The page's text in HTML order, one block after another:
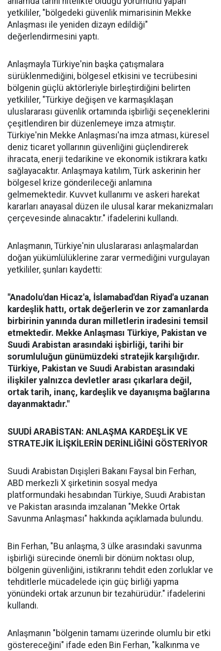
yetkililer, "bölgedeki güvenlik mimarisinin Mekke
Anlaşması ile yeniden dizayn edildiği"
değerlendirmesini yaptı.
Anlaşmayla Türkiye'nin başka çatışmalara
sürüklenmediğini, bölgesel etkisini ve tecrübesini
bölgenin güçlü aktörleriyle birleştirdiğini belirten
yetkililer, "Türkiye değişen ve karmaşıklaşan
uluslararası güvenlik ortamında işbirliği seçeneklerini
çeşitlendiren bir düzenlemeye imza atmıştır.
Türkiye'nin Mekke Anlaşması'na imza atması, küresel
deniz ticaret yollarının güvenliğini güçlendirerek
ihracata, enerji tedarikine ve ekonomik istikrara katkı
sağlayacaktır. Anlaşmaya katılım, Türk askerinin her
bölgesel krize gönderileceği anlamına
gelmemektedir. Kuvvet kullanımı ve askeri harekat
kararları anayasal düzen ile ulusal karar mekanizmaları
çerçevesinde alınacaktır." ifadelerini kullandı.
Anlaşmanın, Türkiye'nin uluslararası anlaşmalardan
doğan yükümlülüklerine zarar vermediğini vurgulayan
yetkililer, şunları kaydetti:
"Anadolu'dan Hicaz'a, İslamabad'dan Riyad'a uzanan
kardeşlik hattı, ortak değerlerin ve zor zamanlarda
birbirinin yanında duran milletlerin iradesini temsil
etmektedir. Mekke Anlaşması Türkiye, Pakistan ve
Suudi Arabistan arasındaki işbirliği, tarihi bir
sorumluluğun günümüzdeki stratejik karşılığıdır.
Türkiye, Pakistan ve Suudi Arabistan arasındaki
ilişkiler yalnızca devletler arası çıkarlara değil,
ortak tarih, inanç, kardeşlik ve dayanışma bağlarına
dayanmaktadır."
SUUDİ ARABİSTAN: ANLAŞMA KARDEŞLİK VE
STRATEJİK İLİŞKİLERİN DERİNLİĞİNİ GÖSTERİYOR
Suudi Arabistan Dışişleri Bakanı Faysal bin Ferhan,
ABD merkezli X şirketinin sosyal medya
platformundaki hesabından Türkiye, Suudi Arabistan
ve Pakistan arasında imzalanan "Mekke Ortak
Savunma Anlaşması" hakkında açıklamada bulundu.
Bin Ferhan, "Bu anlaşma, 3 ülke arasındaki savunma
işbirliği sürecinde önemli bir dönüm noktası olup,
bölgenin güvenliğini, istikrarını tehdit eden zorluklar ve
tehditlerle mücadelede için güç birliği yapma
yönündeki ortak arzunun bir tezahürüdür." ifadelerini
kullandı.
Anlaşmanın "bölgenin tamamı üzerinde olumlu bir etki
göstereceğini" ifade eden Bin Ferhan, "kalkınma ve